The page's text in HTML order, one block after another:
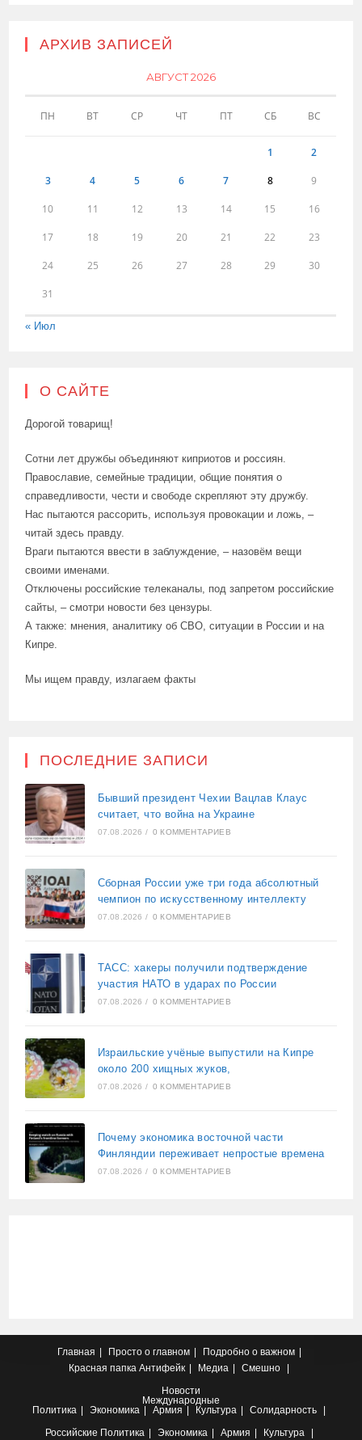
АРХИВ ЗАПИСЕЙ
АВГУСТ 2026
ПН ВТ СР ЧТ ПТ СБ ВС
1 2
3 4 5 6 7 8 9
10 11 12 13 14 15 16
17 18 19 20 21 22 23
24 25 26 27 28 29 30
31
« Июл
О САЙТЕ
Дорогой товарищ!
Сотни лет дружбы объединяют киприотов и россиян.
Православие, семейные традиции, общие понятия о
справедливости, чести и свободе скрепляют эту дружбу.
Нас пытаются рассорить, используя провокации и ложь, –
читай здесь правду.
Враги пытаются ввести в заблуждение, – назовём вещи
своими именами.
Отключены российские телеканалы, под запретом российские
сайты, – смотри новости без цензуры.
А также: мнения, аналитику об СВО, ситуации в России и на
Кипре.
Мы ищем правду, излагаем факты
ПОСЛЕДНИЕ ЗАПИСИ
Бывший президент Чехии Вацлав Клаус
считает, что война на Украине
07.08.2026 / 0 КОММЕНТАРИЕВ
Сборная России уже три года абсолютный
чемпион по искусственному интеллекту
07.08.2026 / 0 КОММЕНТАРИЕВ
ТАСС: хакеры получили подтверждение
участия НАТО в ударах по России
07.08.2026 / 0 КОММЕНТАРИЕВ
Израильские учёные выпустили на Кипре
около 200 хищных жуков,
07.08.2026 / 0 КОММЕНТАРИЕВ
Почему экономика восточной части
Финляндии переживает непростые времена
07.08.2026 / 0 КОММЕНТАРИЕВ
Главная Просто о главном
Подробно о важном
Красная папка Антифейк Медиа
Смешно
Новости
Международные
Политика
Экономика Армия Культура
Солидарность
Российские Политика Экономика Армия Культура